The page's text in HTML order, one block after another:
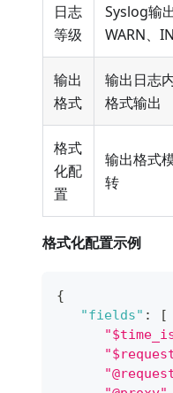
日志
等级
Syslog输
WARN、
输出
格式
输出日志
格式输出
格式
化配
置
输出格式
转
格式化配置示例
{
"fields" :
[